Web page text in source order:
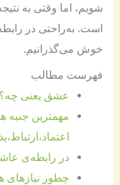
شویم، اما وقتی به
است. به‌راحتی در
خوش می‌گذرانیم.
فهرست مطالب
عشق یعنی چه؟
مهمترین جنبه
در رابطه‌ی
چطور نیازهای